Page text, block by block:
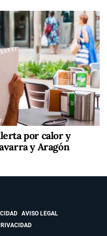
por calor y
y Aragón
AVISO LEGAL